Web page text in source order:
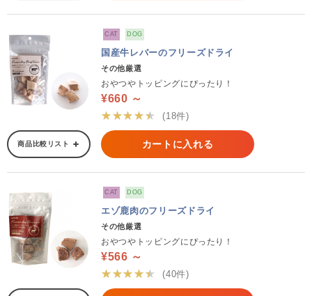
CAT DOG
国産牛レバーのフリーズドライ
その他厳選
おやつやトッピングにぴったり！
¥660 ～
★★★★★
(18件)
商品比較リスト カートに入れる
CAT DOG
エゾ鹿肉のフリーズドライ
その他厳選
おやつやトッピングにぴったり！
¥566 ～
★★★★★
(40件)